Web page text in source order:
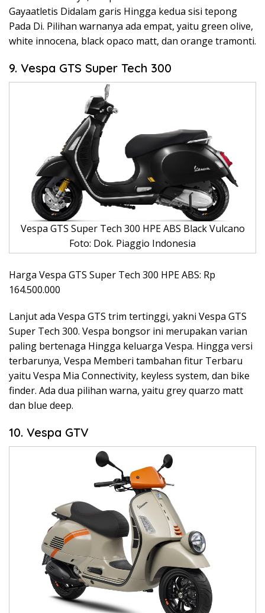
Gayaatletis Didalam garis Hingga kedua sisi tepong
Pada Di. Pilihan warnanya ada empat, yaitu green olive,
white innocena, black opaco matt, dan orange tramonti.
9. Vespa GTS Super Tech 300
Vespa GTS Super Tech 300 HPE ABS Black Vulcano
Foto: Dok. Piaggio Indonesia
Harga Vespa GTS Super Tech 300 HPE ABS: Rp
164.500.000
Lanjut ada Vespa GTS trim tertinggi, yakni Vespa GTS
Super Tech 300. Vespa bongsor ini merupakan varian
paling bertenaga Hingga keluarga Vespa. Hingga versi
terbarunya, Vespa Memberi tambahan fitur Terbaru
yaitu Vespa Mia Connectivity, keyless system, dan bike
finder. Ada dua pilihan warna, yaitu grey quarzo matt
dan blue deep.
10. Vespa GTV